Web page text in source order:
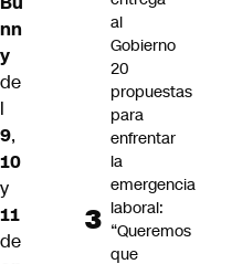
nn
y
de
l
9,
10
y
11
de
al
Gobierno
20
propuestas
para
enfrentar
la
emergencia
laboral:
“Queremos
que